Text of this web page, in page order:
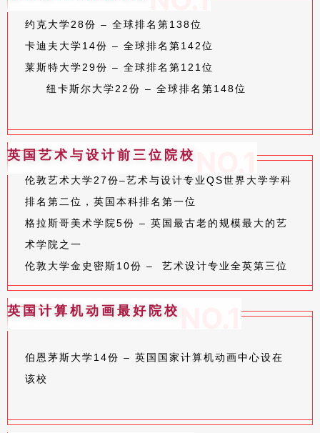
约克大学28份 – 全球排名第138位
卡迪夫大学14份 – 全球排名第142位
莱斯特大学29份 – 全球排名第121位
纽卡斯尔大学22份 – 全球排名第148位
英国艺术与设计前三位院校
伦敦艺术大学27份–艺术与设计专业QS世界大学学科
排名第二位，英国本科排名第一位
格拉斯哥美术学院5份 – 英国最古老的规模最大的艺
术学院之一
伦敦大学金史密斯10份 – 艺术设计专业全英第三位
英国计算机动画最好院校
伯恩茅斯大学14份 – 英国国家计算机动画中心设在
该校